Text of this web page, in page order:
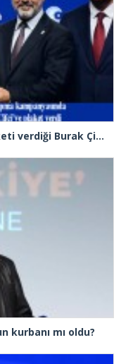
Cumhurbaşkanı Erdoğan 2.’cilik plaketi verdiği Burak Çifci’den Ataşehir seçimlerini kazanma sözünü aldı
kurbanı mı oldu?